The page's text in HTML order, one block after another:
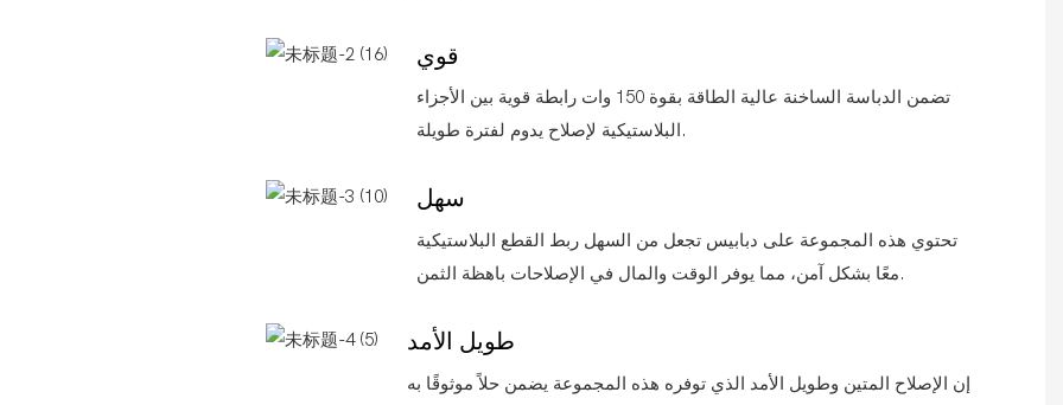
قوي
تضمن الدباسة الساخنة عالية الطاقة بقوة 150 وات رابطة قوية بين الأجزاء
البلاستيكية لإصلاح يدوم لفترة طويلة.
سهل
تحتوي هذه المجموعة على دبابيس تجعل من السهل ربط القطع البلاستيكية
معًا بشكل آمن، مما يوفر الوقت والمال في الإصلاحات باهظة الثمن.
طويل الأمد
إن الإصلاح المتين وطويل الأمد الذي توفره هذه المجموعة يضمن حلاً موثوقًا به